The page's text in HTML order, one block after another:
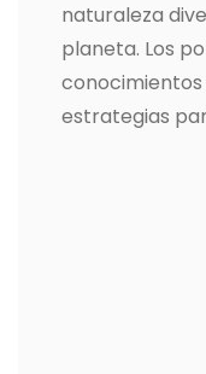
naturaleza
planeta. Los
estrategias